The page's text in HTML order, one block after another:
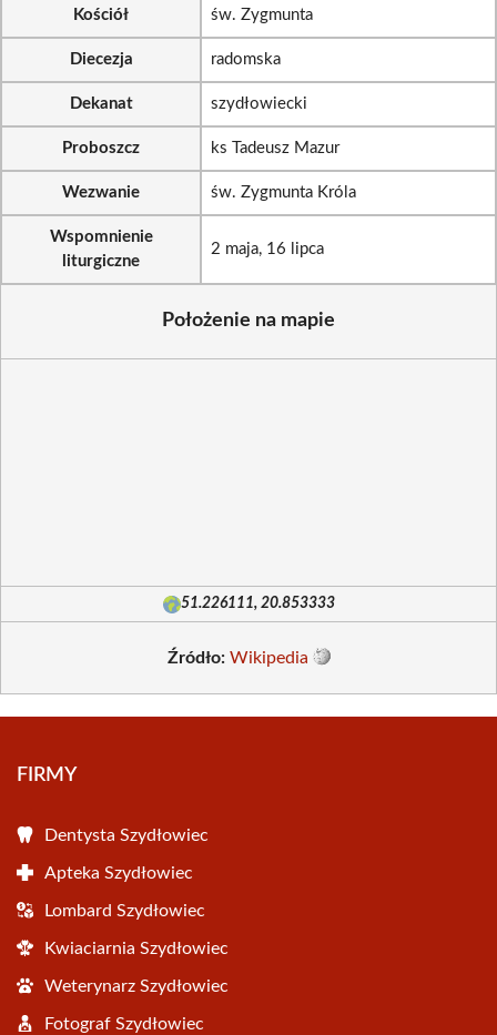
Kościół św. Zygmunta
Diecezja radomska
Dekanat szydłowiecki
Proboszcz ks Tadeusz Mazur
Wezwanie św. Zygmunta Króla
Wspomnienie
liturgiczne
2 maja, 16 lipca
Położenie na mapie
51.226111, 20.853333
Źródło: Wikipedia
FIRMY
Dentysta Szydłowiec
Apteka Szydłowiec
Lombard Szydłowiec
Kwiaciarnia Szydłowiec
Weterynarz Szydłowiec
Fotograf Szydłowiec